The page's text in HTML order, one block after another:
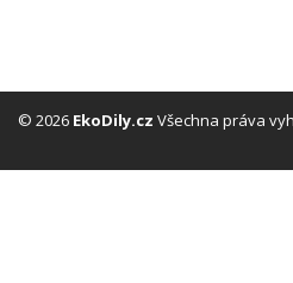
© 2026 EkoDily.cz Všechna práva